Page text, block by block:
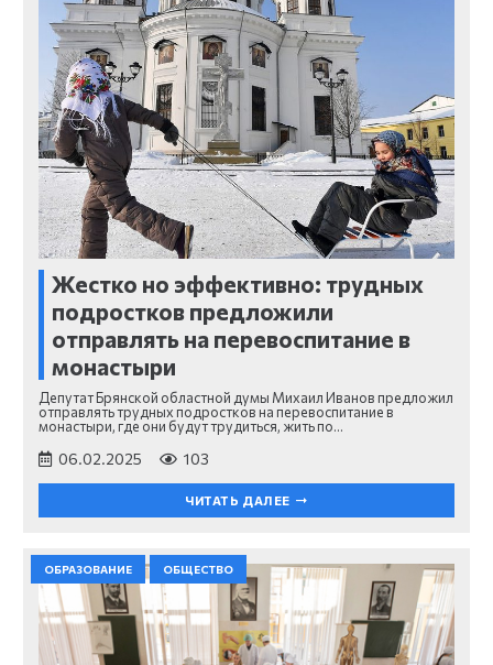
Жестко но эффективно: трудных
подростков предложили
отправлять на перевоспитание в
монастыри
Депутат Брянской областной думы Михаил Иванов предложил
отправлять трудных подростков на перевоспитание в
монастыри, где они будут трудиться, жить по…
06.02.2025 103
ЧИТАТЬ ДАЛЕЕ
ОБРАЗОВАНИЕ ОБЩЕСТВО